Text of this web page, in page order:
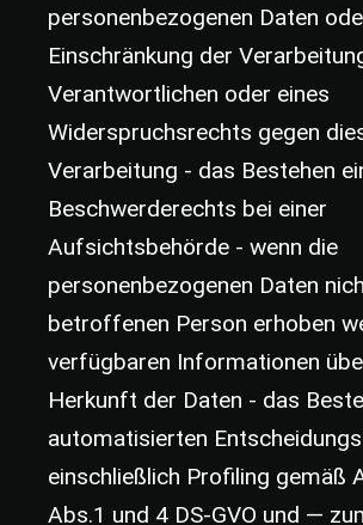
personenbezogenen Daten
Einschränkung der
Verantwortlichen oder eines
Widerspruchsrechts gegen
Verarbeitung - das Bestehen
Beschwerderechts bei einer
Aufsichtsbehörde - wenn die
personenbezogenen Daten
betroffenen Person erhoben
verfügbaren Informationen
Herkunft der Daten - das
automatisierten
einschließlich Profiling gemäß
Abs.1 und 4 DS-GVO und —